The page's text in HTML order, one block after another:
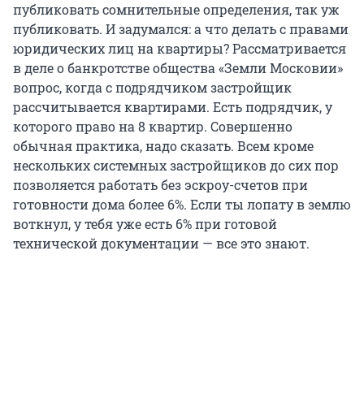
публиковать сомнительные определения, так уж
публиковать. И задумался: а что делать с правами
юридических лиц на квартиры? Рассматривается
в деле о банкротстве общества «Земли Московии»
вопрос, когда с подрядчиком застройщик
рассчитывается квартирами. Есть подрядчик, у
которого право на 8 квартир. Совершенно
обычная практика, надо сказать. Всем кроме
нескольких системных застройщиков до сих пор
позволяется работать без эскроу-счетов при
готовности дома более 6%. Если ты лопату в землю
воткнул, у тебя уже есть 6% при готовой
технической документации — все это знают.